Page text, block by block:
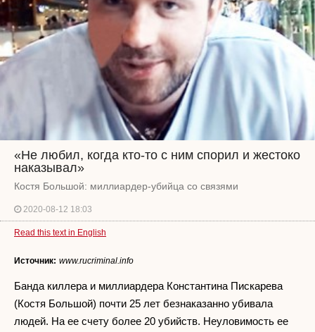
«Не любил, когда кто-то с ним спорил и жестоко
наказывал»
Костя Большой: миллиардер-убийца со связями
2020-08-12 18:03
Read this text in English
Источник: www.rucriminal.info
Банда киллера и миллиардера Константина Пискарева
(Костя Большой) почти 25 лет безнаказанно убивала
людей. На ее счету более 20 убийств. Неуловимость ее